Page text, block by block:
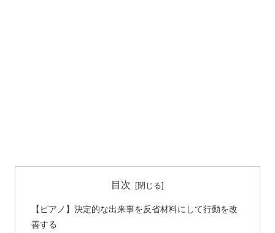
目次
【ピアノ】決定的な出来事を反省材料にして行動を改
善する